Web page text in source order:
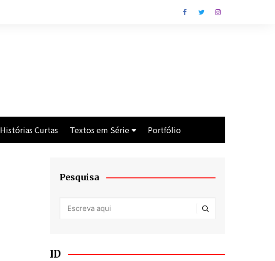
Histórias Curtas Textos em Série
Man With the Gun
Batanka!
Portfólio
Pesquisa
ID